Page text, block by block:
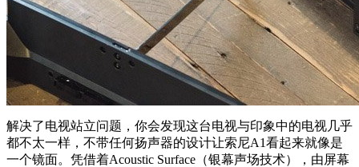
解决了电视站立问题，你会发现这台电视与印象中的电视几乎
都不太一样，不带任何扬声器的设计让索尼A1看起来就像是
一个镜面。凭借着Acoustic Surface（银幕声场技术），由屏幕